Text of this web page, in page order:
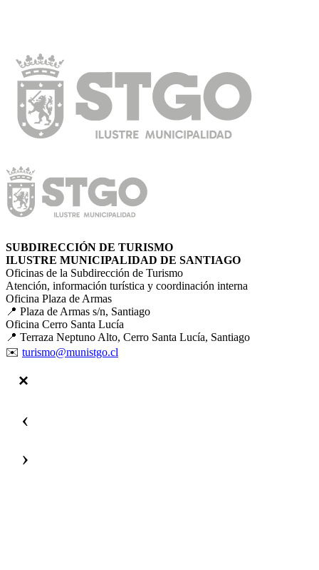
SUBDIRECCIÓN DE TURISMO
ILUSTRE MUNICIPALIDAD DE SANTIAGO
Oficinas de la Subdirección de Turismo
Atención, información turística y coordinación interna
Oficina Plaza de Armas
📍 Plaza de Armas s/n, Santiago
Oficina Cerro Santa Lucía
📍 Terraza Neptuno Alto, Cerro Santa Lucía, Santiago
✉️ turismo@munistgo.cl
‹
›